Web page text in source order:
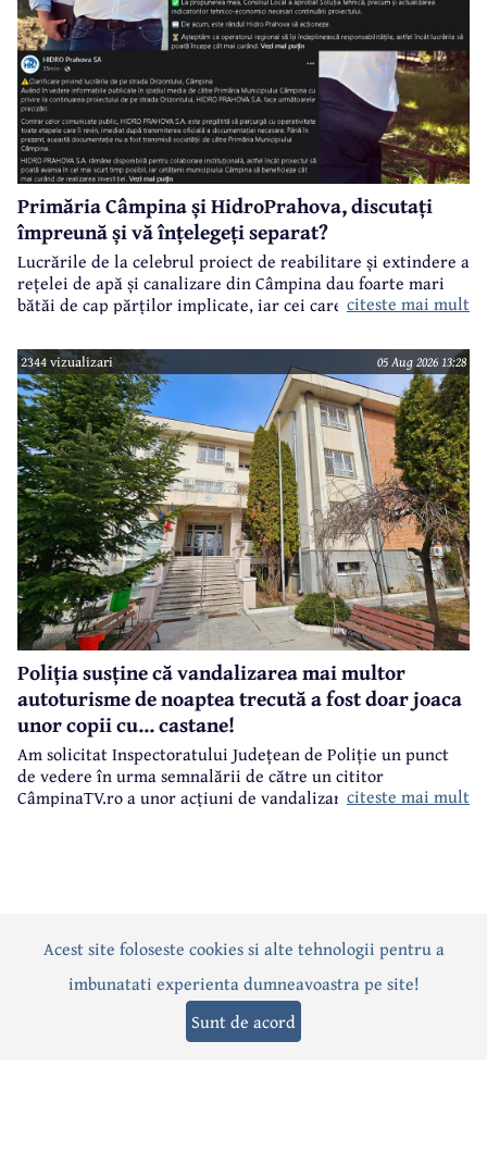
Primăria Câmpina și HidroPrahova, discutați
împreună și vă înțelegeți separat?
Lucrările de la celebrul proiect de reabilitare și extindere a
rețelei de apă și canalizare din Câmpina dau foarte mari
bătăi de cap părților implicate, iar cei care suferă sunt
Orizontului.
citeste mai mult
2344 vizualizari 05 Aug 2026 13:28
Poliția susține că vandalizarea mai multor
autoturisme de noaptea trecută a fost doar joaca
unor copii cu... castane!
Am solicitat Inspectoratului Județean de Poliție un punct
de vedere în urma semnalării de către un cititor
CâmpinaTV.ro a unor acțiuni de vandalizare a unorciteste mai mult
ActualitatePoliticăSocialEvenimentInterviuri
Editorial Sport Anunțuri
Acest site foloseste cookies si alte tehnologii pentru a
imbunatati experienta dumneavoastra pe site!
Sunt de acord